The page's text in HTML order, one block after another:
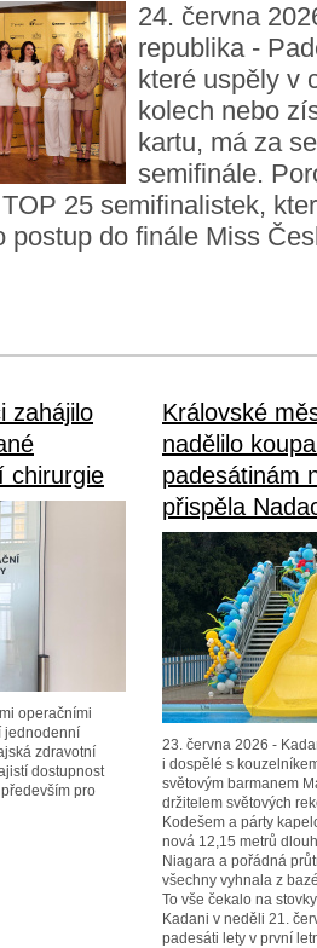
24. června
republika -
které uspěly v
kolech nebo
kartu, má za
semifinále.
25 semifinalistek,
postup do finále Miss
zahájilo
chirurgie
operačními
jednodenní
zdravotní
dostupnost
pro
Královské
nadělilo
padesátinám
přispěla
23. června 2026 -
i dospělé s
světovým barmanem
držitelem světových
Kodešem a párty
nová 12,15 metrů
Niagara a pořádná
všechny vyhnala z
To vše čekalo na
Kadani v neděli 21.
padesáti lety v první